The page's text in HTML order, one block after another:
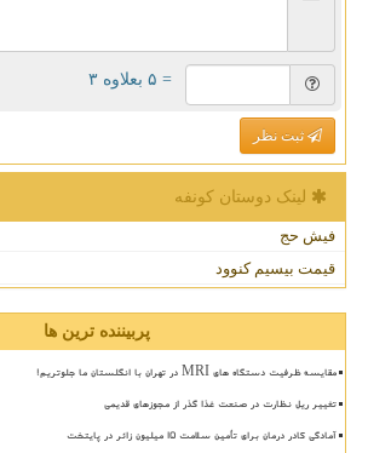
= ۵ بعلاوه ۳
ثبت نظر
لینک دوستان كونفه
فیش حج
قیمت بیسیم کنوود
پربیننده ترین ها
مقایسه ظرفیت دستگاه های MRI در تهران با انگلستان ما جلوتریم!
تغییر ریل نظارت در صنعت غذا گذر از مجوزهای قدیمی
آمادگی کادر درمان برای تأمین سلامت 15 میلیون زائر در پایتخت